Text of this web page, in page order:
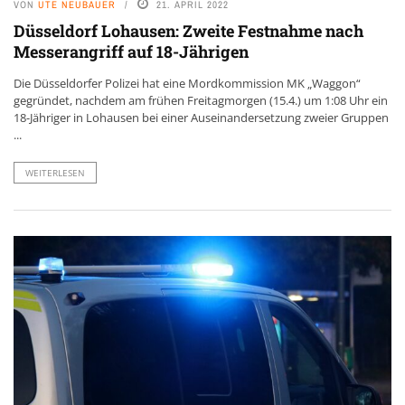
VON UTE NEUBAUER 21. APRIL 2022
Düsseldorf Lohausen: Zweite Festnahme nach
Messerangriff auf 18-Jährigen
Die Düsseldorfer Polizei hat eine Mordkommission MK „Waggon“
gegründet, nachdem am frühen Freitagmorgen (15.4.) um 1:08 Uhr ein
18-Jähriger in Lohausen bei einer Auseinandersetzung zweier Gruppen
...
WEITERLESEN